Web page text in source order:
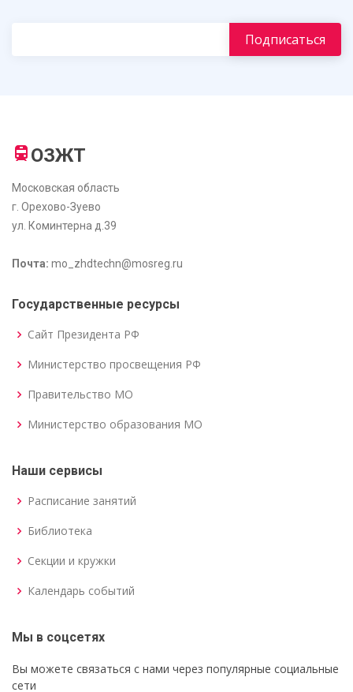
ОЗЖТ
Московская область
г. Орехово-Зуево
ул. Коминтерна д.39
Почта: mo_zhdtechn@mosreg.ru
Государственные ресурсы
Сайт Президента РФ
Министерство просвещения РФ
Правительство МО
Министерство образования МО
Наши сервисы
Расписание занятий
Библиотека
Секции и кружки
Календарь событий
Мы в соцсетях
Вы можете связаться с нами через популярные социальные
сети